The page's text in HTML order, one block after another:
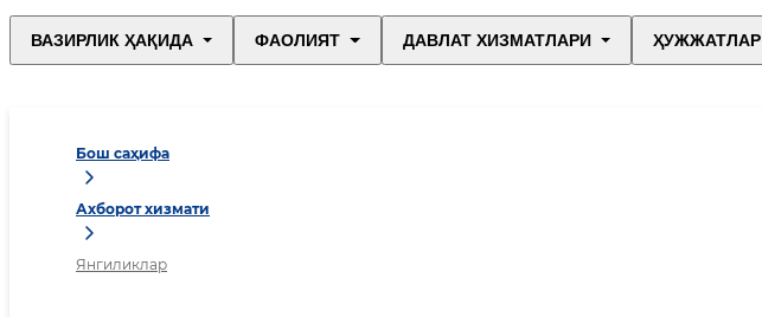
ВАЗИРЛИК ҲАҚИДА ФАОЛИЯТ ДАВЛАТ ХИЗМАТЛАРИ ҲУЖЖАТЛАР
Бош саҳифа
Ахборот хизмати
Янгиликлар